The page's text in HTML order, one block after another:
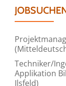
Techniker/
Applikation
Ilsfeld)